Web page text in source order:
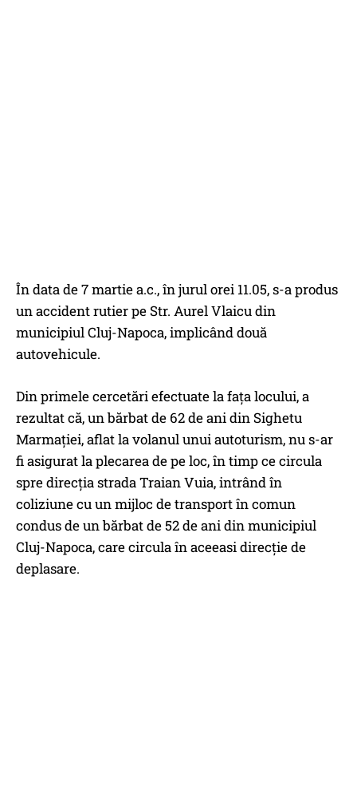
În data de 7 martie a.c., în jurul orei 11.05, s-a produs
un accident rutier pe Str. Aurel Vlaicu din
municipiul Cluj-Napoca, implicând două
autovehicule.
Din primele cercetări efectuate la fața locului, a
rezultat că, un bărbat de 62 de ani din Sighetu
Marmației, aflat la volanul unui autoturism, nu s-ar
fi asigurat la plecarea de pe loc, în timp ce circula
spre direcția strada Traian Vuia, intrând în
coliziune cu un mijloc de transport în comun
condus de un bărbat de 52 de ani din municipiul
Cluj-Napoca, care circula în aceeasi direcție de
deplasare.